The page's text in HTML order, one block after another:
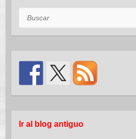
Buscar
Ir al blog antiguo